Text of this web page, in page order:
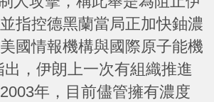
指控德黑蘭當局正加快鈾濃
國情報機構與國際原子能機
，伊朗上一次有組織推進
年，目前儘管擁有濃度